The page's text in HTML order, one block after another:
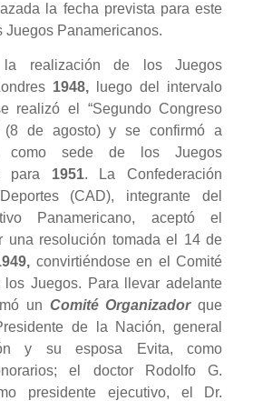
la fecha prevista para este
Juegos Panamericanos.
la realización de los Juegos
1948,
luego del intervalo
realizó el “Segundo Congreso
(8 de agosto) y se confirmó a
como sede de los Juegos
para 1951. La Confederación
(CAD), integrante del
Panamericano, aceptó el
una resolución tomada el 14 de
convirtiéndose en el Comité
los Juegos. Para llevar adelante
un Comité Organizadorque
de la Nación, general
y su esposa Evita, como
el doctor Rodolfo G.
presidente ejecutivo, el Dr.